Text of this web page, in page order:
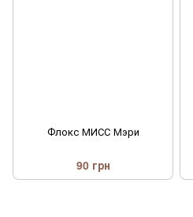
Флокс МИСС Мэри
90 грн